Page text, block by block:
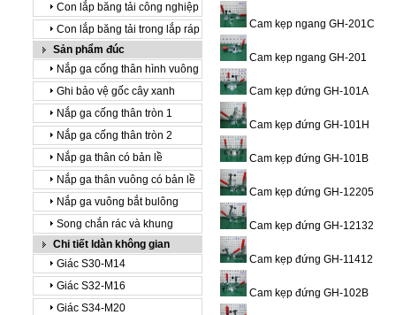
Con lắp băng tải công nghiệp
Con lắp băng tải trong lắp ráp
Sản phẩm đúc
Nắp ga cống thân hình vuông
Ghi bảo vệ gốc cây xanh
Nắp ga cống thân tròn 1
Nắp ga cống thân tròn 2
Nắp ga thân có bản lề
Nắp ga thân vuông có bản lề
Nắp ga vuông bắt bulông
Song chắn rác và khung
Chi tiết ldàn không gian
Giác S30-M14
Giác S32-M16
Giác S34-M20
Cam kẹp ngang GH-201C
Cam kẹp ngang GH-201
Cam kẹp đứng GH-101A
Cam kẹp đứng GH-101H
Cam kẹp đứng GH-101B
Cam kẹp đứng GH-12205
Cam kẹp đứng GH-12132
Cam kẹp đứng GH-11412
Cam kẹp đứng GH-102B